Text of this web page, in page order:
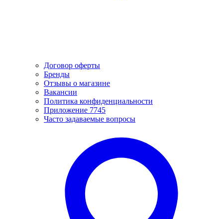
Договор оферты
Бренды
Отзывы о магазине
Вакансии
Политика конфиденциальности
Приложение 7745
Часто задаваемые вопросы